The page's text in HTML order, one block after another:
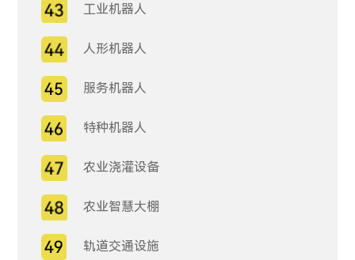
工业机器人
人形机器人
服务机器人
特种机器人
农业浇灌设备
农业智慧大棚
轨道交通设施